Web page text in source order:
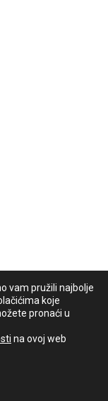
vam pružili najbolje
koje
pronaći u
na ovoj web